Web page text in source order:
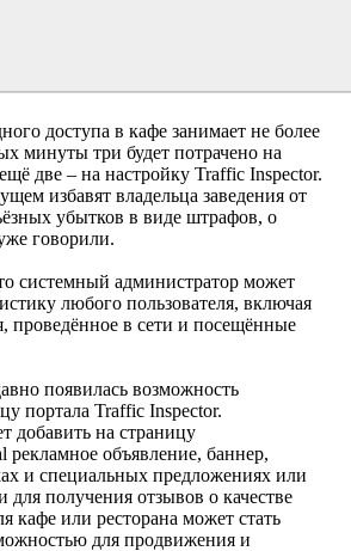
доступа в кафе занимает не более
минуты три будет потрачено на
две – на настройку Traffic Inspector.
избавят владельца заведения от
убытков в виде штрафов, о
говорили.
системный администратор может
любого пользователя, включая
проведённое в сети и посещённые
появилась возможность
портала Traffic Inspector.
добавить на страницу
рекламное объявление, баннер,
и специальных предложениях или
для получения отзывов о качестве
кафе или ресторана может стать
для продвижения и